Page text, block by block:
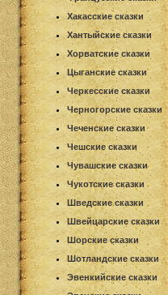
Хакасские сказки
Хантыйские сказки
Хорватские сказки
Цыганские сказки
Черкесские сказки
Черногорские сказки
Чеченские сказки
Чешские сказки
Чувашские сказки
Чукотские сказки
Шведские сказки
Швейцарские сказки
Шорские сказки
Шотландские сказки
Эвенкийские сказки